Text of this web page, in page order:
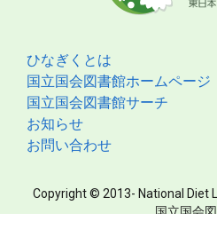
ひなぎくとは
国立国会図書館ホームページ
国立国会図書館サーチ
お知らせ
お問い合わせ
Copyright © 2013- National Diet